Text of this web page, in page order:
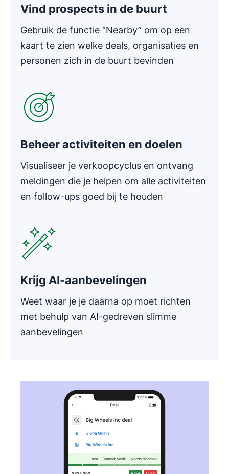
Vind prospects in de buurt
Gebruik de functie “Nearby” om op een
kaart te zien welke deals, organisaties en
personen zich in de buurt bevinden
Beheer activiteiten en doelen
Visualiseer je verkoopcyclus en ontvang
meldingen die je helpen om alle activiteiten
en follow-ups goed bij te houden
Krijg AI-aanbevelingen
Weet waar je je daarna op moet richten
met behulp van AI-gedreven slimme
aanbevelingen